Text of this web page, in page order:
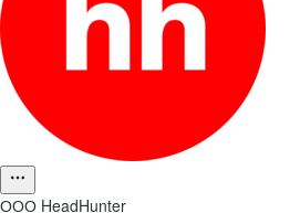
ООО HeadHunter